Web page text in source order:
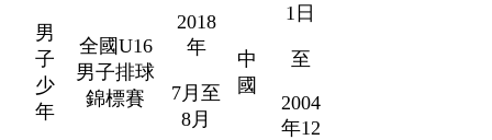
男
子
少
年
全國U16
男子排球
錦標賽
2018
年
7月至
8月
中
國
1日
至
2004
年12